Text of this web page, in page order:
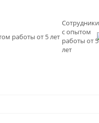
Сотрудники
с опытом
работы от 5
лет